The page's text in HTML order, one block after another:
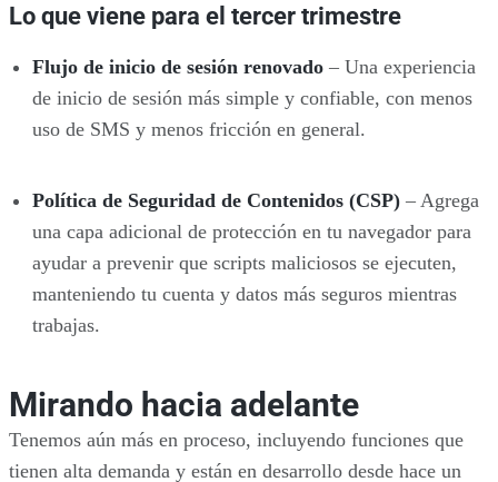
Lo que viene para el tercer trimestre
Flujo de inicio de sesión renovado– Una experiencia
de inicio de sesión más simple y confiable, con menos
uso de SMS y menos fricción en general.
Política de Seguridad de Contenidos (CSP)– Agrega
una capa adicional de protección en tu navegador para
ayudar a prevenir que scripts maliciosos se ejecuten,
manteniendo tu cuenta y datos más seguros mientras
trabajas.
Mirando hacia adelante
Tenemos aún más en proceso, incluyendo funciones que
tienen alta demanda y están en desarrollo desde hace un